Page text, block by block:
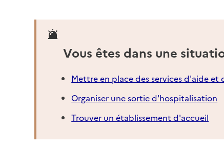
Vous êtes dans une
Mettre en place des services d'aide et
Organiser une sortie d'hospitalisation
Trouver un établissement d'accueil